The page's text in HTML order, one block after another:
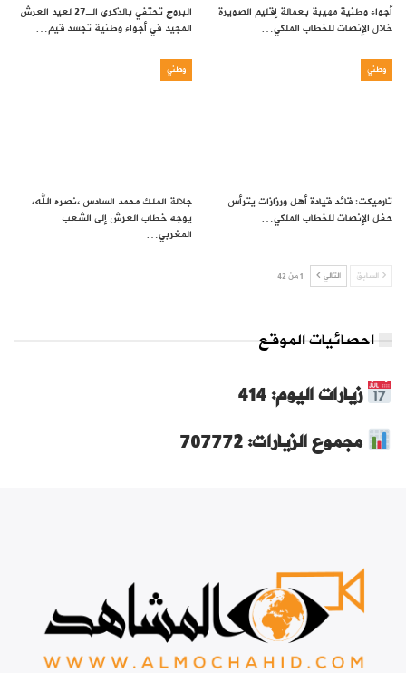
أجواء وطنية مهيبة بعمالة إقليم الصويرة
خلال الإنصات للخطاب الملكي…
البروج تحتفي بالذكرى الـ27 لعيد العرش
المجيد في أجواء وطنية تجسد قيم…
وطني
تارميكت: قائد قيادة أهل ورزازات يترأس
حفل الإنصات للخطاب الملكي…
وطني
جلالة الملك محمد السادس ،نصره الله،
يوجه خطاب العرش إلى الشعب
المغربي…
السابق التالي 1 من 42
احصائيات الموقع
زيارات اليوم: 414
مجموع الزيارات: 707772